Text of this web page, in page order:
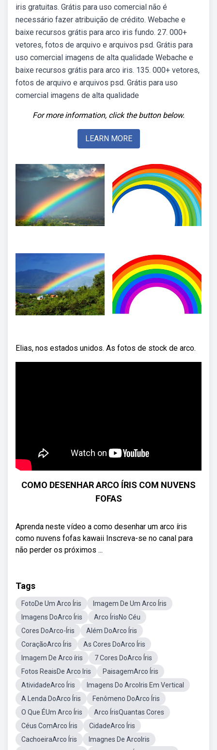
iris gratuitas. Grátis para uso comercial não é
necessário fazer atribuição de crédito. Webache e
baixe recursos grátis para arco iris fundo. 27. 000+
vetores, fotos de arquivo e arquivos psd. Grátis para
uso comercial imagens de alta qualidade Webache e
baixe recursos grátis para arco iris. 135. 000+ vetores,
fotos de arquivo e arquivos psd. Grátis para uso
comercial imagens de alta qualidade
For more information, click the button below.
LEARN MORE
Elias, nos estados unidos. As fotos de stock de arco.
COMO DESENHAR ARCO ÍRIS COM NUVENS
FOFAS
Aprenda neste vídeo a como desenhar um arco íris
como nuvens fofas kawaii Inscreva-se no canal para
não perder os próximos ...
Tags
FotoDe Um Arco Íris
Imagem De Um Arco Íris
Imagens DoArco Íris
Arco ÍrisNo Céu
Cores DoArco-Íris
Além DoArco Íris
CoraçãoArco Íris
As Cores DoArco Íris
Imagem De Arco íris
7 Cores DoArco Íris
Fotos ReaisDe Arco Iris
PaisagemArco Íris
AtividadeArco Íris
Imagens Do ArcoIris Em Vertical
A Lenda DoArco Íris
Fenômeno DoArco Íris
O Que ÉUm Arco Íris
Arco ÍrisQuantas Cores
Céus ComArco Íris
CidadeArco Íris
CachoeiraArco Íris
Imagnes De ArcoIris